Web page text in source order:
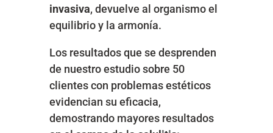
invasiva, devuelve al organismo el
equilibrio y la armonía.
Los resultados que se desprenden
de nuestro estudio sobre 50
clientes con problemas estéticos
evidencian su eficacia,
demostrando mayores resultados